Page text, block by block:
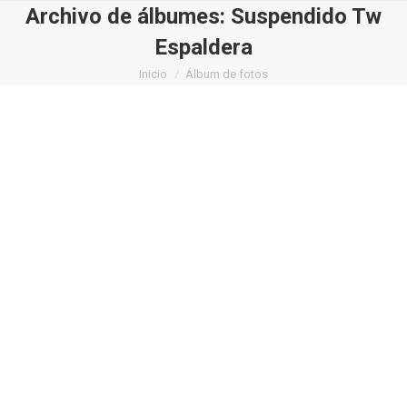
Archivo de álbumes: Suspendido Tw
Espaldera
Estás aquí:
Inicio Álbum de fotos